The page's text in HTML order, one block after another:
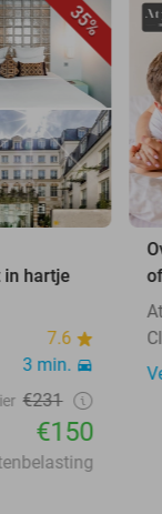
35%
in hartje
7.6
3 min.
€231
€150